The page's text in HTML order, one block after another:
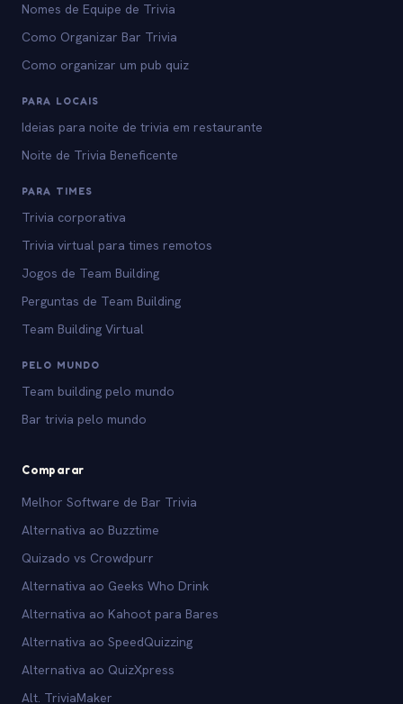
Nomes de Equipe de Trivia
Como Organizar Bar Trivia
Como organizar um pub quiz
PARA LOCAIS
Ideias para noite de trivia em restaurante
Noite de Trivia Beneficente
PARA TIMES
Trivia corporativa
Trivia virtual para times remotos
Jogos de Team Building
Perguntas de Team Building
Team Building Virtual
PELO MUNDO
Team building pelo mundo
Bar trivia pelo mundo
Comparar
Melhor Software de Bar Trivia
Alternativa ao Buzztime
Quizado vs Crowdpurr
Alternativa ao Geeks Who Drink
Alternativa ao Kahoot para Bares
Alternativa ao SpeedQuizzing
Alternativa ao QuizXpress
Alt. TriviaMaker